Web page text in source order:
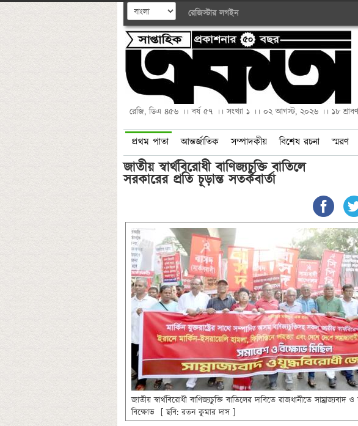
রেজিস্টার লগইন
রেজি, ডিএ ৪৫৬ ।। বর্ষ ৫৭ ।। সংখ্যা ১ ।। ০২ আগস্ট, ২০২৬ ।। ১৮
প্রথম পাতা আন্তর্জাতিক সম্পাদকীয় বিশেষ রচনা স্মরণ
জাতীয় স্বার্থবিরোধী বাণিজ্যচুক্তি বাতিলে
সরকারের প্রতি চূড়ান্ত সতর্কবার্তা
জাতীয় স্বার্থবিরোধী বাণিজ্যচুক্তি বাতিলের দাবিতে রাজধানীতে সাম্রাজ্যবাদ
বিক্ষোভ  [ ছবি: রতন কুমার দাস ]